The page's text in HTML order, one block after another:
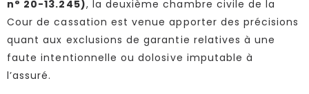
n° 20-13.245), la deuxième chambre civile de la
Cour de cassation est venue apporter des précisions
quant aux exclusions de garantie relatives à une
faute intentionnelle ou dolosive imputable à
l’assuré.